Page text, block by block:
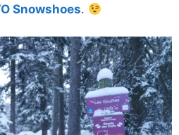
Snowshoes.